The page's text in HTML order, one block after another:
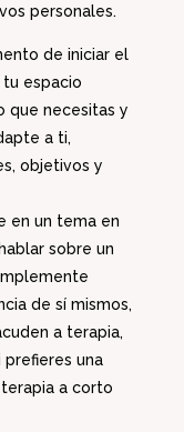
personales.
de iniciar el
espacio
que necesitas y
a ti,
objetivos y
en un tema en
sobre un
de sí mismos,
a terapia,
una
a corto